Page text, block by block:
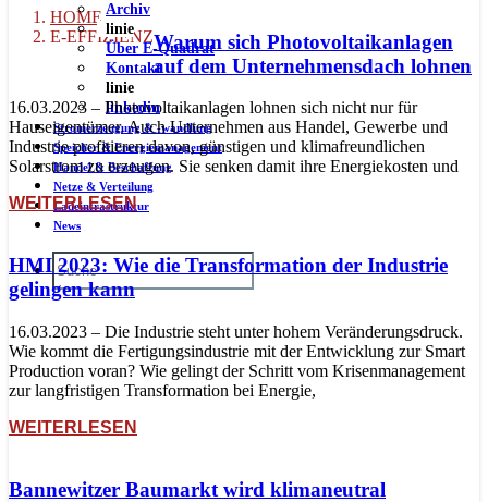
Archiv
linie
Über E-Quadrat
Kontakt
linie
linkedin
Stromerzeugung & -wandlung
Speicher & Energiemanagement
Handel & Beschaffung
Netze & Verteilung
Ladeinfrastruktur
News
HOME
E-EFFIZIENZWarum sich Photovoltaikanlagen
auf dem Unternehmensdach lohnen
16.03.2023 – Photovoltaikanlagen lohnen sich nicht nur für
Hauseigentümer. Auch Unternehmen aus Handel, Gewerbe und
Industrie profitieren davon, günstigen und klimafreundlichen
Solarstrom zu erzeugen. Sie senken damit ihre Energiekosten und
WEITERLESEN
HMI 2023: Wie die Transformation der Industrie
gelingen kann
16.03.2023 – Die Industrie steht unter hohem Veränderungsdruck.
Wie kommt die Fertigungsindustrie mit der Entwicklung zur Smart
Production voran? Wie gelingt der Schritt vom Krisenmanagement
zur langfristigen Transformation bei Energie,
WEITERLESEN
Bannewitzer Baumarkt wird klimaneutral